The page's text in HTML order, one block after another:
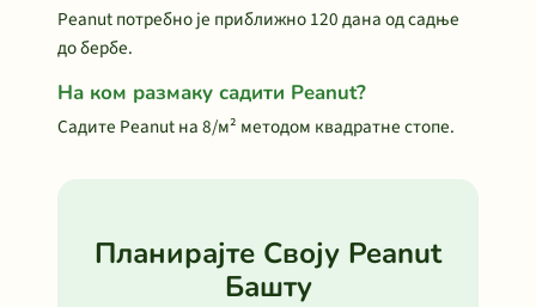
Peanut потребно је приближно 120 дана од садње
до бербе.
На ком размаку садити Peanut?
Садите Peanut на 8/м² методом квадратне стопе.
Планирајте Своју Peanut
Башту